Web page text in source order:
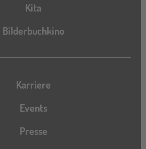
Kita
Bilderbuchkino
Karriere
Events
Presse